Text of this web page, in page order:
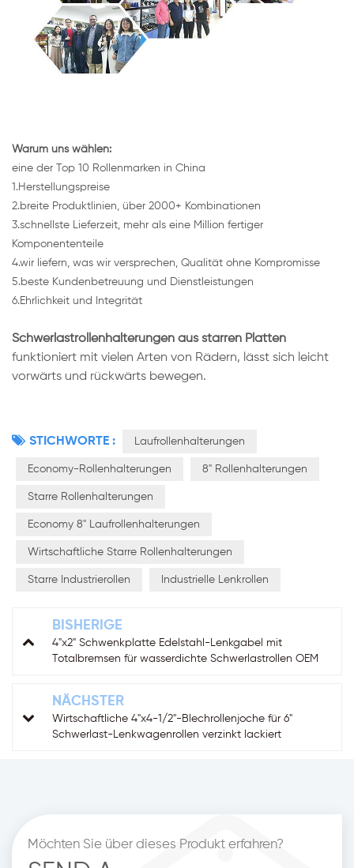
Warum uns wählen:
eine der Top 10 Rollenmarken in China
1.Herstellungspreise
2.breite Produktlinien, über 2000+ Kombinationen
3.schnellste Lieferzeit, mehr als eine Million fertiger
Komponententeile
4.wir liefern, was wir versprechen, Qualität ohne Kompromisse
5.beste Kundenbetreuung und Dienstleistungen
6.Ehrlichkeit und Integrität
Schwerlastrollenhalterungen aus starren Platten
funktioniert mit vielen Arten von Rädern, lässt sich leicht
vorwärts und rückwärts bewegen.
STICHWORTE : Laufrollenhalterungen
Economy-Rollenhalterungen 8" Rollenhalterungen
Starre Rollenhalterungen
Economy 8" Laufrollenhalterungen
Wirtschaftliche Starre Rollenhalterungen
Starre Industrierollen Industrielle Lenkrollen
BISHERIGE
4"x2" Schwenkplatte Edelstahl-Lenkgabel mit
Totalbremsen für wasserdichte Schwerlastrollen OEM
NÄCHSTER
Wirtschaftliche 4"x4-1/2"-Blechrollenjoche für 6"
Schwerlast-Lenkwagenrollen verzinkt lackiert
Möchten Sie über dieses Produkt erfahren?